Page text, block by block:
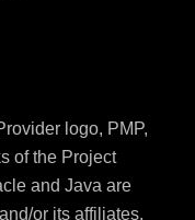
logo, PMP,
of the Project
and Java are
or its affiliates.